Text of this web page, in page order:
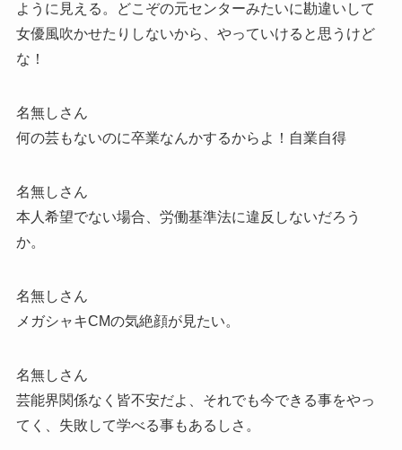
ように見える。どこぞの元センターみたいに勘違いして
女優風吹かせたりしないから、やっていけると思うけど
な！
名無しさん
何の芸もないのに卒業なんかするからよ！自業自得
名無しさん
本人希望でない場合、労働基準法に違反しないだろう
か。
名無しさん
メガシャキCMの気絶顔が見たい。
名無しさん
芸能界関係なく皆不安だよ、それでも今できる事をやっ
てく、失敗して学べる事もあるしさ。